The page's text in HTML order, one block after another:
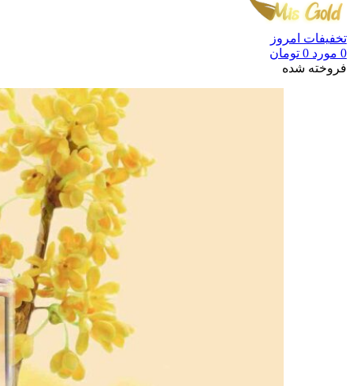
تخفیفات امروز
0 مورد 0 تومان
فروخته شده